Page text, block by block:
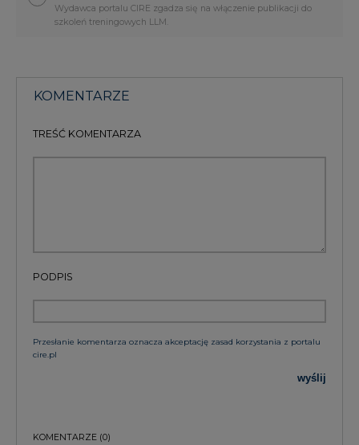
Wydawca portalu CIRE zgadza się na włączenie publikacji do
szkoleń treningowych LLM.
KOMENTARZE
TREŚĆ KOMENTARZA
PODPIS
Przesłanie komentarza oznacza akceptację zasad korzystania z portalu
cire.pl
wyślij
KOMENTARZE (0)